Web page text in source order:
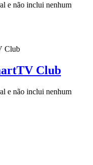
e não inclui nenhum
Club
e não inclui nenhum